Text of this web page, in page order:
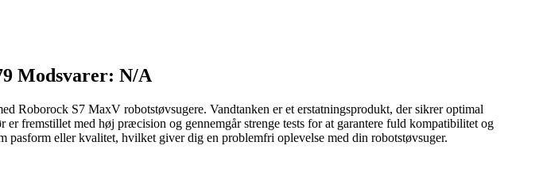
Modsvarer: N/A
Roborock S7 MaxV robotstøvsugere. Vandtanken er et erstatningsprodukt, der sikrer optimal
fremstillet med høj præcision og gennemgår strenge tests for at garantere fuld kompatibilitet og
eller kvalitet, hvilket giver dig en problemfri oplevelse med din robotstøvsuger.